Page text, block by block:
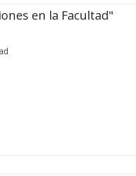
en la Facultad"